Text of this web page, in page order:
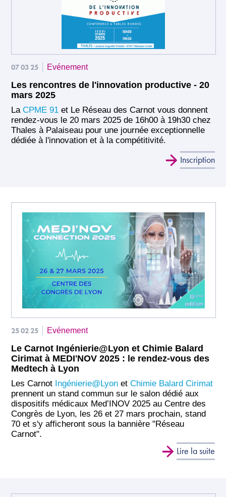
07 03 25 Evénement
Les rencontres de l'innovation productive - 20
mars 2025
LaCPME 91 et Le Réseau des Carnot vous donnent
rendez-vous le 20 mars 2025 de 16h00 à 19h30 chez
Thales à Palaiseau pour une journée exceptionnelle
dédiée à l'innovation et à la compétitivité.
Inscription
25 02 25 Evénement
Le Carnot Ingénierie@Lyon et Chimie Balard
Cirimat à MEDI'NOV 2025 : le rendez-vous des
Medtech à Lyon
Les Carnot Ingénierie@Lyon etChimie Balard Cirimat
prennent un stand commun sur le salon dédié aux
dispositifs médicaux Med’INOV 2025 au Centre des
Congrès de Lyon, les 26 et 27 mars prochain, stand
70 et s'y afficheront sous la bannière "Réseau
Carnot".
Lire la suite